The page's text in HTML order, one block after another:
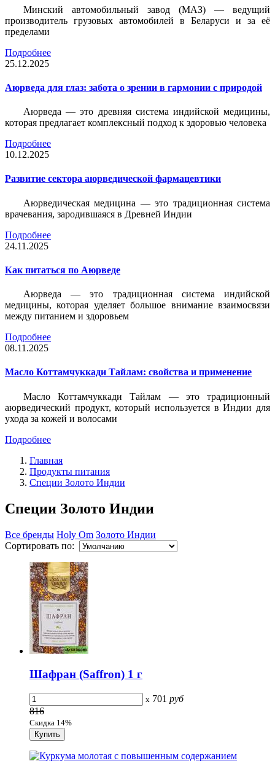
Минский автомобильный завод (МАЗ) — ведущий
производитель грузовых автомобилей в Беларуси и за её
пределами
Подробнее
25.12.2025
Аюрведа для глаз: забота о зрении в гармонии с природой
Аюрведа — это древняя система индийской медицины,
которая предлагает комплексный подход к здоровью человека
Подробнее
10.12.2025
Развитие сектора аюрведической фармацевтики
Аюрведическая медицина — это традиционная система
врачевания, зародившаяся в Древней Индии
Подробнее
24.11.2025
Как питаться по Аюрведе
Аюрведа — это традиционная система индийской
медицины, которая уделяет большое внимание взаимосвязи
между питанием и здоровьем
Подробнее
08.11.2025
Масло Коттамчуккади Тайлам: свойства и применение
Масло Коттамчуккади Тайлам — это традиционный
аюрведический продукт, который используется в Индии для
ухода за кожей и волосами
Подробнее
Главная
Продукты питания
Специи Золото Индии
Специи Золото Индии
Все бренды Holy Om Золото Индии
Сортировать по:
Шафран (Saffron) 1 г
x 701 руб
816
Скидка 14%